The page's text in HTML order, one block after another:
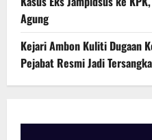
Agung
Kejari Ambon Kuliti Dugaan
Pejabat Resmi Jadi Tersangka